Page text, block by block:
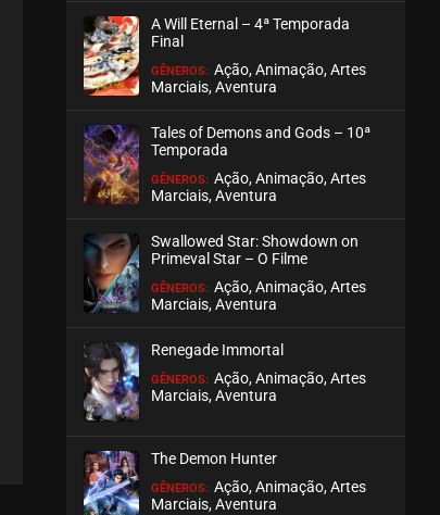
ASSISTIDO
ASSISTIDO
EPISÓDIO 206
ASSISTIDO
EPISÓDIO 205
EPISÓDIO 204
A Will Eternal – 4ª Temporada
Final
GÊNEROS: Ação, Animação, Artes
Marciais, Aventura
Tales of Demons and Gods – 10ª
Temporada
GÊNEROS: Ação, Animação, Artes
Marciais, Aventura
Swallowed Star: Showdown on
Primeval Star – O Filme
GÊNEROS: Ação, Animação, Artes
Marciais, Aventura
Renegade Immortal
GÊNEROS: Ação, Animação, Artes
Marciais, Aventura
The Demon Hunter
GÊNEROS: Ação, Animação, Artes
Marciais, Aventura